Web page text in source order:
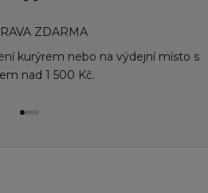
ZDARMA
kurýrem nebo na výdejní místo s
nad 1 500 Kč.
Přejít na položku 1
Přejít na položku 2